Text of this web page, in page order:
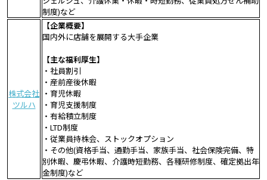
制度)など
株式会社
ツルハ
【企業概要】
国内外に店舗を展開する大手企業
【主な福利厚生】
・社員割引
・産前産後休暇
・育児休暇
・育児支援制度
・有給積立制度
・LTD制度
・従業員持株会、ストックオプション
・その他(資格手当、通勤手当、家族手当、社会保険完備、特
別休暇、慶弔休暇、介護時短勤務、各種研修制度、確定拠出年
金制度)など